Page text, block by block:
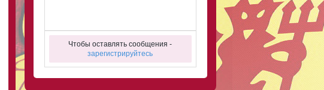
Чтобы оставлять сообщения -
зарегистрируйтесь